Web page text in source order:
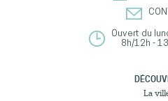
Ouvert du
8h/12h -
La